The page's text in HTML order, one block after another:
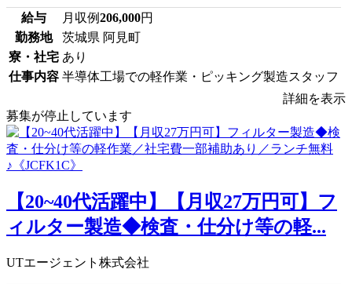
給与 月収例206,000円
勤務地
茨城県 阿見町
寮・社宅 あり
仕事内容 半導体工場での軽作業・ピッキング製造スタッフ
詳細を表示
募集が停止しています
【20~40代活躍中】【月収27万円可】フ
ィルター製造◆検査・仕分け等の軽...
UTエージェント株式会社